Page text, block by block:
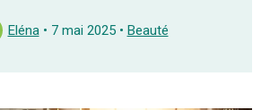
Eléna• 7 mai 2025• Beauté